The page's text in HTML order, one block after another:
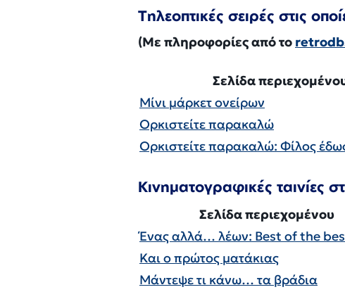
Τηλεοπτικές σειρές στις
(Με πληροφορίες από το
Σελίδα
Μίνι μάρκετ ονείρων
Ορκιστείτε παρακαλώ
Ορκιστείτε παρακαλώ: Φίλος
Κινηματογραφικές ταινίες
Σελίδα περιεχομένου
Ένας αλλά… λέων: Best of the
Και ο πρώτος ματάκιας
Μάντεψε τι κάνω… τα βράδια